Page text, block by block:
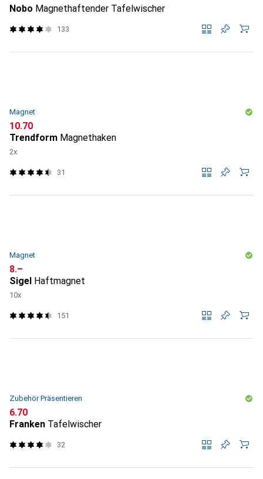
Nobo Magnethaftender Tafelwischer
133
Magnet
CHF
10.70
Trendform Magnethaken
2x
31
Magnet
CHF
8.–
Sigel Haftmagnet
10x
151
Zubehör Präsentieren
CHF
6.70
Franken Tafelwischer
32